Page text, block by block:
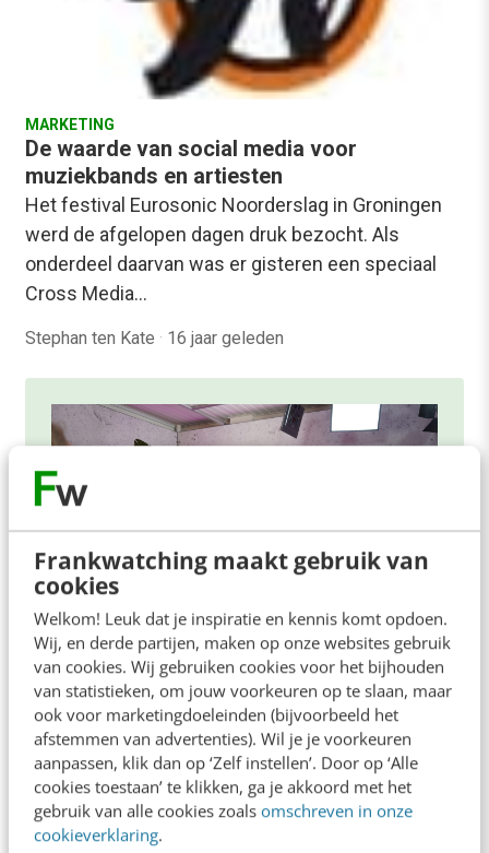
Frankwatching maakt gebruik van
cookies
Welkom! Leuk dat je inspiratie en kennis komt opdoen.
Wij, en derde partijen, maken op onze websites gebruik
van cookies. Wij gebruiken cookies voor het bijhouden
van statistieken, om jouw voorkeuren op te slaan, maar
ook voor marketingdoeleinden (bijvoorbeeld het
afstemmen van advertenties). Wil je je voorkeuren
aanpassen, klik dan op ‘Zelf instellen’. Door op ‘Alle
cookies toestaan’ te klikken, ga je akkoord met het
gebruik van alle cookies zoals omschreven in onze
cookieverklaring.
MARKETING
De waarde van social media voor
muziekbands en artiesten
Het festival Eurosonic Noorderslag in Groningen
werd de afgelopen dagen druk bezocht. Als
onderdeel daarvan was er gisteren een speciaal
Cross Media…
Stephan ten Kate · 16 jaar geleden
ONLINE MASTERCLASS
De nieuwe SEO- & GEO-
spelregels
In 2,5 uur van Google-first naar AI-first: zo wordt je
content beter gevonden. Schrijf je in en bekijk